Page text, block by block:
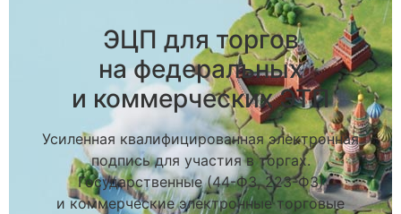
ЭЦП для торгов
на федеральных
и коммерческих ЭТП
Усиленная квалифицированная электронная
подпись для участия в торгах.
Государственные (44-ФЗ, 223-ФЗ)
и коммерческие электронные торговые